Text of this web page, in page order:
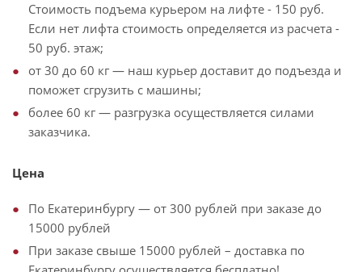
Стоимость подъема курьером на лифте - 150 руб.
Если нет лифта стоимость определяется из расчета -
50 руб. этаж;
от 30 до 60 кг — наш курьер доставит до подъезда и
поможет сгрузить с машины;
более 60 кг — разгрузка осуществляется силами
заказчика.
Цена
По Екатеринбургу — от 300 рублей при заказе до
15000 рублей
При заказе свыше 15000 рублей – доставка по